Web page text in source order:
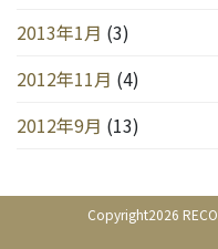
2013年1月 (3)
2012年11月 (4)
2012年9月 (13)
Copyright2026